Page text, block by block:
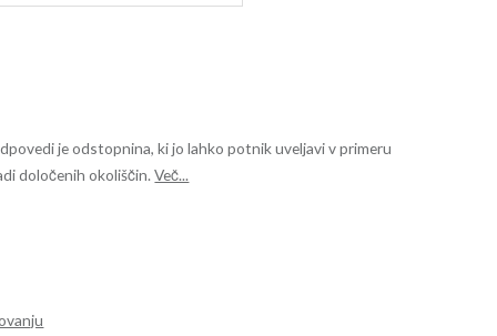
je odstopnina, ki jo lahko potnik uveljavi v primeru
določenih okoliščin.Več...